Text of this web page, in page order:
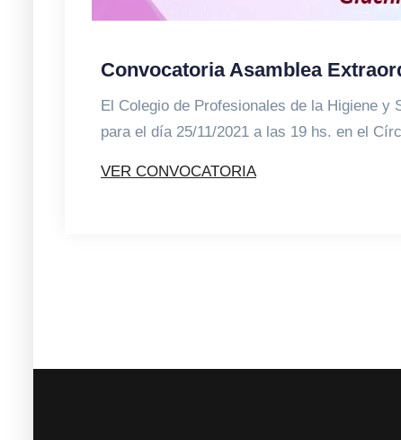
Convocatoria Asamblea
El Colegio de Profesionales de la Higiene y
para el día 25/11/2021 a las 19 hs. en el
VER CONVOCATORIA